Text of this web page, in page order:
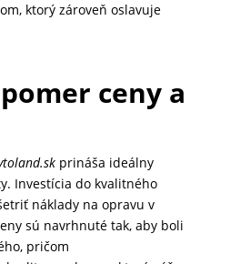
ktorý zároveň oslavuje
ceny a
prináša ideálny
Investícia do kvalitného
náklady na opravu v
sú navrhnuté tak, aby boli
pričom